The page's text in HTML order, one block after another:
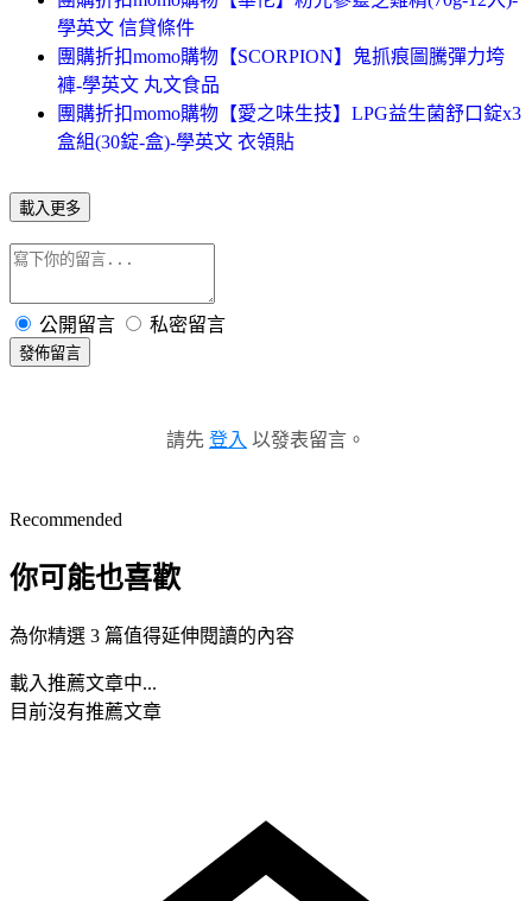
學英文 信貸條件
團購折扣momo購物【SCORPION】鬼抓痕圖騰彈力垮
褲-學英文 丸文食品
團購折扣momo購物【愛之味生技】LPG益生菌舒口錠x3
盒組(30錠-盒)-學英文 衣領貼
載入更多
公開留言 私密留言
發佈留言
請先 登入 以發表留言。
Recommended
你可能也喜歡
為你精選 3 篇值得延伸閱讀的內容
載入推薦文章中...
目前沒有推薦文章